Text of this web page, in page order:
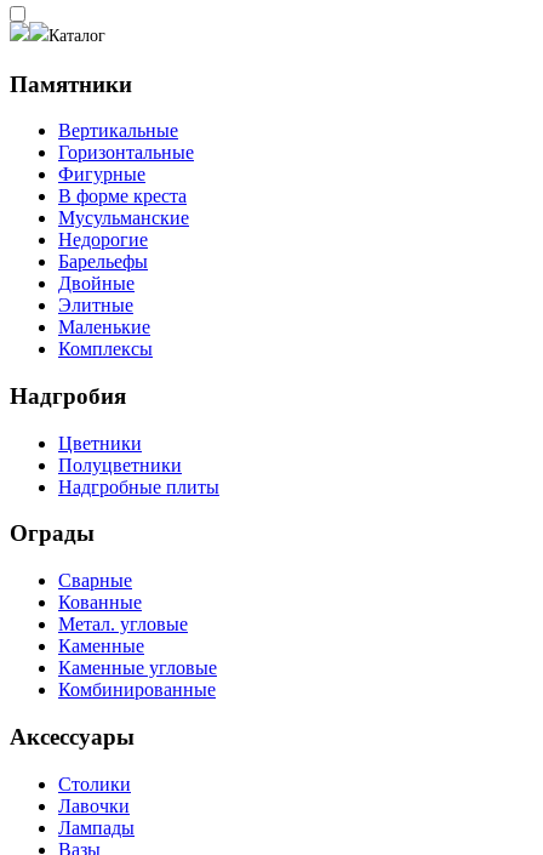
Каталог
Памятники
Вертикальные
Горизонтальные
Фигурные
В форме креста
Мусульманские
Недорогие
Барельефы
Двойные
Элитные
Маленькие
Комплексы
Надгробия
Цветники
Полуцветники
Надгробные плиты
Ограды
Сварные
Кованные
Метал. угловые
Каменные
Каменные угловые
Комбинированные
Аксессуары
Столики
Лавочки
Лампады
Вазы